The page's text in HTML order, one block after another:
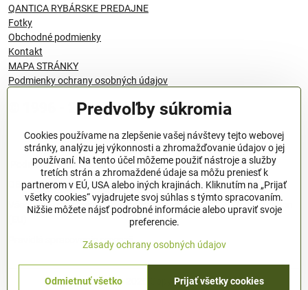
QANTICA RYBÁRSKE PREDAJNE
Fotky
Obchodné podmienky
Kontakt
MAPA STRÁNKY
Podmienky ochrany osobných údajov
© 1996 - 2024 QANTICA S.R.O
Podmienky ochrany osobných údajov
OBCHODNÉ PODMIENKY
Všeobecné nariadenie o bezpečnosti produktov (GPSR), Regulation
Pravidlá spracovania recenzií
©
Copyright
Predvoľby súkromia
Cookies používame na zlepšenie vašej návštevy tejto webovej
stránky, analýzu jej výkonnosti a zhromažďovanie údajov o jej
používaní. Na tento účel môžeme použiť nástroje a služby
tretích strán a zhromaždené údaje sa môžu preniesť k
partnerom v EÚ, USA alebo iných krajinách. Kliknutím na „Prijať
všetky cookies“ vyjadrujete svoj súhlas s týmto spracovaním.
Nižšie môžete nájsť podrobné informácie alebo upraviť svoje
preferencie.
Zásady ochrany osobných údajov
Prijať všetky cookies
Odmietnuť všetko